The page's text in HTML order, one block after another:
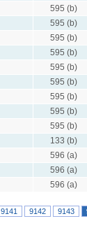
595 (b)
595 (b)
595 (b)
595 (b)
595 (b)
595 (b)
595 (b)
595 (b)
595 (b)
133 (b)
596 (a)
596 (a)
596 (a)
9141 9142 9143